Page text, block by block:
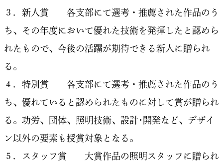
３．新人賞 各支部にて選考・推薦された作品のう
ち、その年度において優れた技術を発揮したと認めら
れたもので、今後の活躍が期待できる新人に贈られ
る。
４．特別賞 各支部にて選考・推薦された作品のう
ち、優れていると認められたものに対して賞が贈られ
る。功労、団体、照明技術、設計･開発など、デザイ
ン以外の要素も授賞対象となる。
５．スタッフ賞 大賞作品の照明スタッフに贈られ